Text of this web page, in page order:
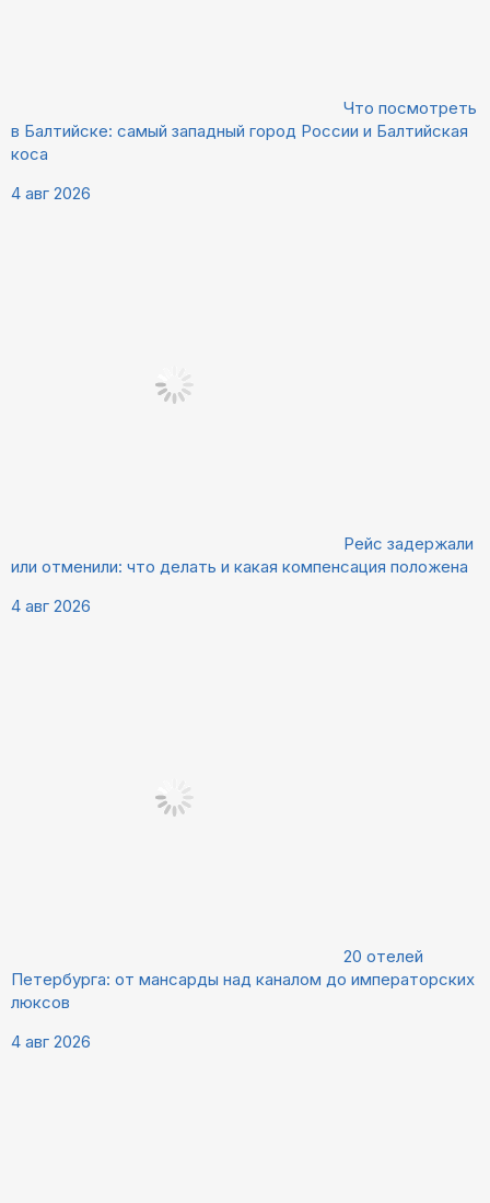
Что посмотреть
в Балтийске: самый западный город России и Балтийская
коса
4 авг 2026
Рейс задержали
или отменили: что делать и какая компенсация положена
4 авг 2026
20 отелей
Петербурга: от мансарды над каналом до императорских
люксов
4 авг 2026